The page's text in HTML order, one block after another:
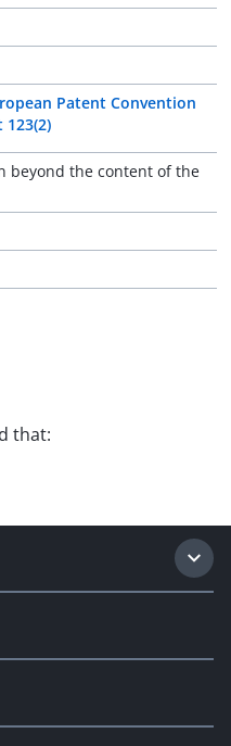
Patent Convention
123(2)
beyond the content of the
that: